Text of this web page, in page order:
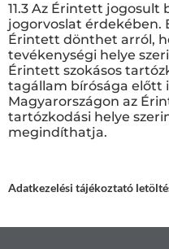
11.3 Az Érintett jogosult
jogorvoslat érdekében.
Érintett dönthet arról,
tevékenységi helye
Érintett szokásos
tagállam bírósága előtt
Magyarországon az
tartózkodási helye
megindíthatja.
Adatkezelési tájékoztató